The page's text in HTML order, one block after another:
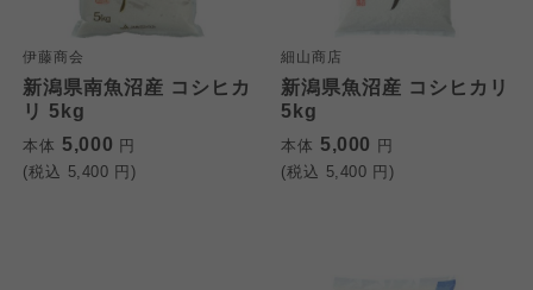
伊藤商会
新潟県南魚沼産 コシヒカ
リ 5kg
本体 5,000 円
(税込 5,400 円)
細山商店
新潟県魚沼産 コシヒカリ
5kg
本体 5,000 円
(税込 5,400 円)